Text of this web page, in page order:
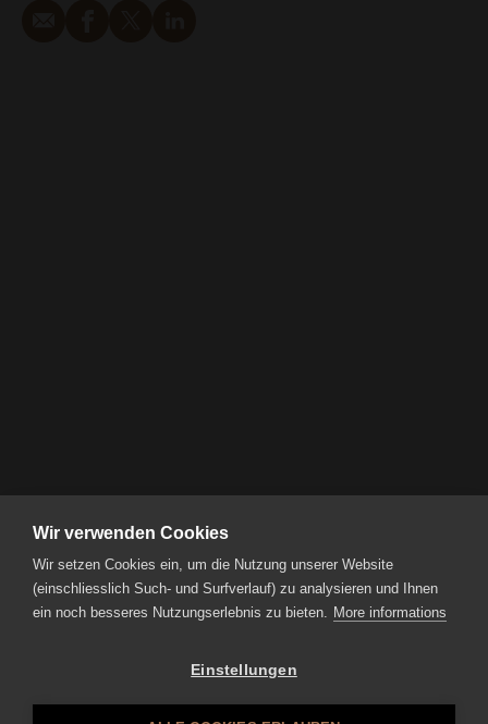
Wir verwenden Cookies
Wir setzen Cookies ein, um die Nutzung unserer Website
(einschliesslich Such- und Surfverlauf) zu analysieren und Ihnen
ein noch besseres Nutzungserlebnis zu bieten. More informations
Einstellungen